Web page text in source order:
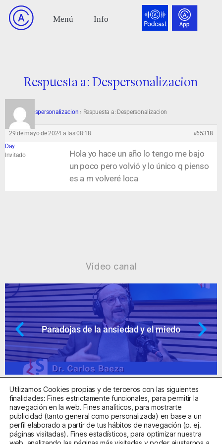
Respuesta a: Despersonalizacion
Foro › Despersonalizacion › Respuesta a: Despersonalizacion
29 de mayo de 2024 a las 08:18
#65318
Day
Invitado
Hola yo hace un año lo tengo me bajo
un poco pero volvió y lo único q pienso
es a m volveré loca
Vídeo canal
Paradojas de la ansiedad y el miedo
Centro Sanitario Autorizado con el código E08737002
Utilizamos Cookies propias y de terceros con las siguientes
finalidades: Fines estrictamente funcionales, para permitir la
navegación en la web. Fines analíticos, para mostrarte
publicidad (tanto general como personalizada) en base a un
perfil elaborado a partir de tus hábitos de navegación (p. ej.
páginas visitadas). Fines estadísticos, para optimizar nuestra